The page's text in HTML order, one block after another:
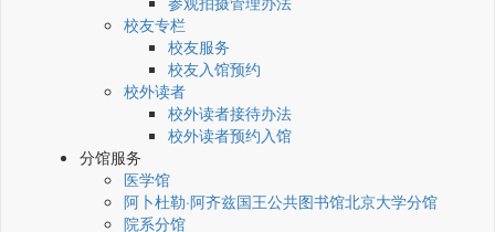
校友专栏
校友服务
校友入馆预约
校外读者
校外读者接待办法
校外读者预约入馆
分馆服务
医学馆
阿卜杜勒·阿齐兹国王公共图书馆北京大学分馆
院系分馆